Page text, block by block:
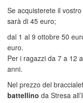
Se acquisterete il
sarà di 45 euro;
dal 1 al 9 ottobre 50
euro.
Per i ragazzi da 7 a 12
anni.
Nel prezzo del
battellino da Stresa